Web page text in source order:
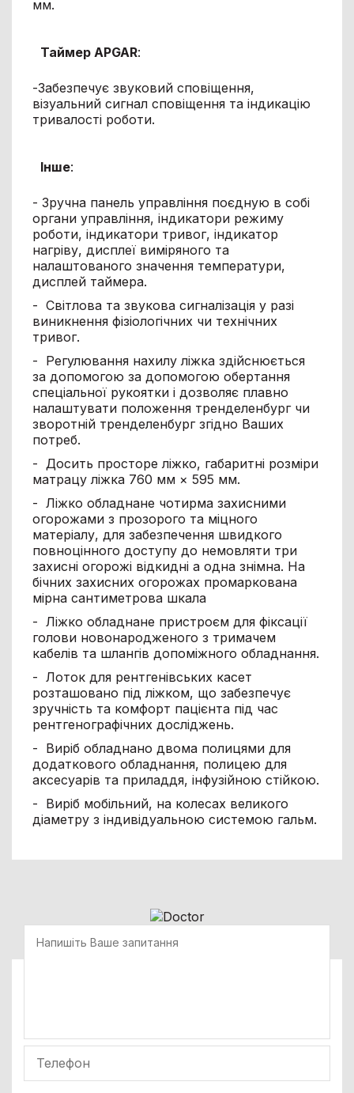
мм.
Таймер APGAR:
-Забезпечує звуковий сповіщення,
візуальний сигнал сповіщення та індикацію
тривалості роботи.
Інше:
- Зручна панель управління поєдную в собі
органи управління, індикатори режиму
роботи, індикатори тривог, індикатор
нагріву, дисплеї виміряного та
налаштованого значення температури,
дисплей таймера.
- Світлова та звукова сигналізація у разі
виникнення фізіологічних чи технічних
тривог.
- Регулювання нахилу ліжка здійснюється
за допомогою за допомогою обертання
спеціальної рукоятки і дозволяє плавно
налаштувати положення тренделенбург чи
зворотній тренделенбург згідно Ваших
потреб.
- Досить просторе ліжко, габаритні розміри
матрацу ліжка 760 мм × 595 мм.
- Ліжко обладнане чотирма захисними
огорожами з прозорого та міцного
матеріалу, для забезпечення швидкого
повноцінного доступу до немовляти три
захисні огорожі відкидні а одна знімна. На
бічних захисних огорожах промаркована
мірна сантиметрова шкала
- Ліжко обладнане пристроєм для фіксації
голови новонародженого з тримачем
кабелів та шлангів допоміжного обладнання.
- Лоток для рентгенівських касет
розташовано під ліжком, що забезпечує
зручність та комфорт пацієнта під час
рентгенографічних досліджень.
- Виріб обладнано двома полицями для
додаткового обладнання, полицею для
аксесуарів та приладдя, інфузійною стійкою.
- Виріб мобільний, на колесах великого
діаметру з індивідуальною системою гальм.